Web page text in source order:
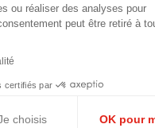
ou réaliser des analyses pour
peut être retiré à
certifiés par
choisis OK pour